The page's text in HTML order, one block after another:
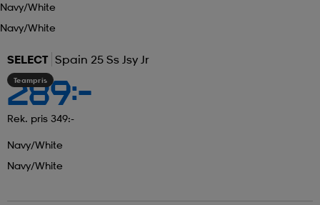
Navy/white
Navy/white
SELECT Spain 25 Ss Jsy Jr
Teampris
289:-
Rek. pris 349:-
Navy/white
Navy/white